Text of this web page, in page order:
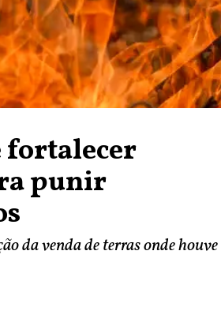
punir
da venda de terras onde houve